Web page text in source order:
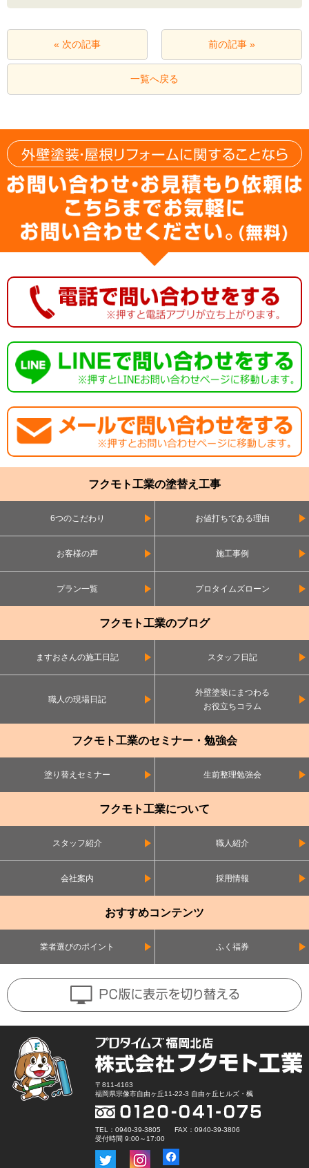
« 次の記事 前の記事 »
一覧へ戻る
フクモト工業の塗替え工事
6つのこだわり お値打ちである理由
お客様の声 施工事例
プラン一覧 プロタイムズローン
フクモト工業のブログ
ますおさんの施工日記 スタッフ日記
職人の現場日記
外壁塗装にまつわる
お役立ちコラム
フクモト工業のセミナー・勉強会
塗り替えセミナー 生前整理勉強会
フクモト工業について
スタッフ紹介 職人紹介
会社案内 採用情報
おすすめコンテンツ
業者選びのポイント ふく福券
〒811-4163
福岡県宗像市自由ヶ丘11-22-3 自由ヶ丘ヒルズ・楓
TEL：0940-39-3805 FAX：0940-39-3806
受付時間 9:00～17:00